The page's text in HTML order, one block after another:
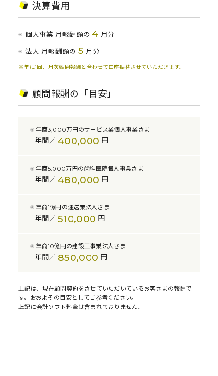
決算費用
個人事業 月報酬額の4 月分
法人 月報酬額の 5 月分
※年に1回、月次顧問報酬と合わせて口座振替させていただきます。
顧問報酬の「目安」
年商3,000万円のサービス業個人事業さま
年間／400,000 円
年商5,000万円の歯科医院個人事業さま
年間／480,000 円
年商1億円の運送業法人さま
年間／ 510,000 円
年商10億円の建設工事業法人さま
年間／ 850,000 円
上記は、現在顧問契約をさせていただいているお客さまの報酬で
す。おおよその目安としてご参考ください。
上記に会計ソフト料金は含まれておりません。